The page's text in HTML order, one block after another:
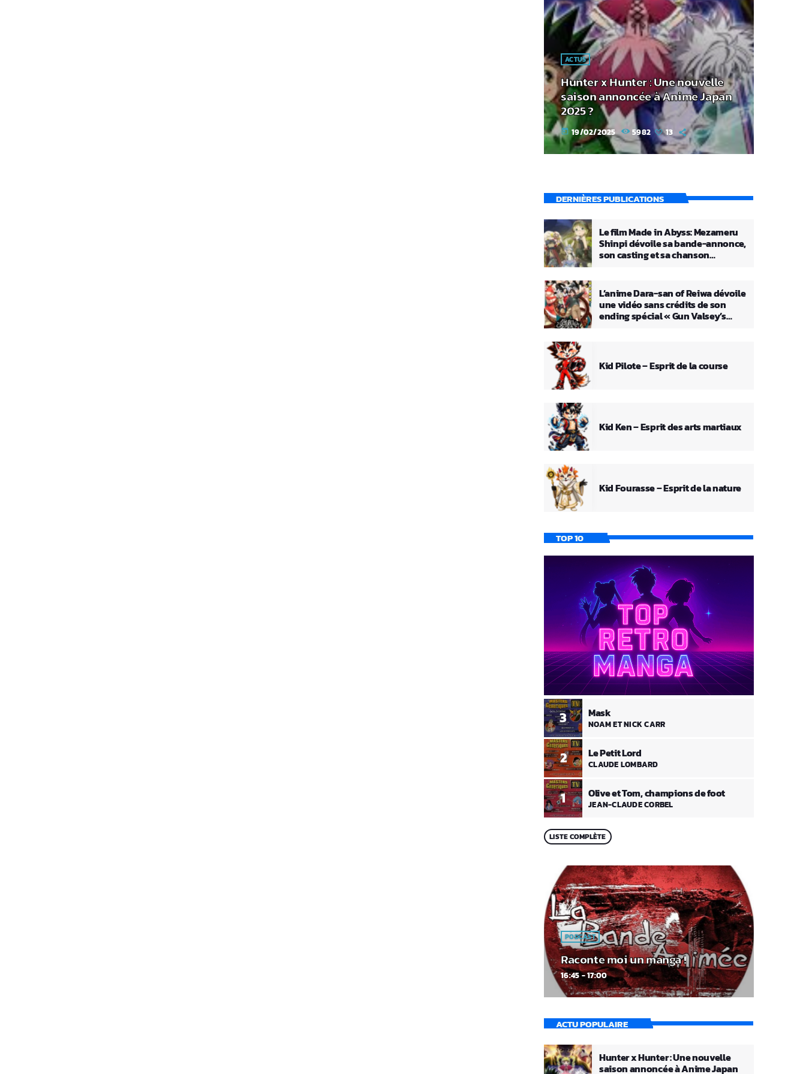
ACTUS
Hunter x Hunter : Une nouvelle
saison annoncée à Anime Japan
2025 ?
today 19/02/2025 5982 13
DERNIÈRES PUBLICATIONS
Le film Made in Abyss: Mezameru
Shinpi dévoile sa bande-annonce,
son casting et sa chanson
L’anime Dara-san of Reiwa dévoile
une vidéo sans crédits de son
ending spécial « Gun Valsey’s
Kid Pilote – Esprit de la course
Kid Ken – Esprit des arts martiaux
Kid Fourasse – Esprit de la nature
TOP 10
1 Olive et Tom, champions de foot
JEAN-CLAUDE CORBEL
2 Le Petit Lord
CLAUDE LOMBARD
3 Mask
NOAM ET NICK CARR
LISTE COMPLÈTE
PODCAST
Raconte moi un manga !
16:45 - 17:00
ACTU POPULAIRE
Hunter x Hunter : Une nouvelle
saison annoncée à Anime Japan